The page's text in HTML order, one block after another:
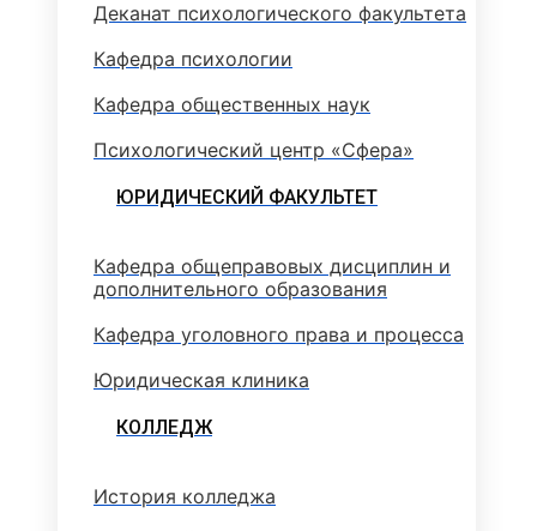
Деканат психологического факультета
Кафедра психологии
Кафедра общественных наук
Психологический центр «Сфера»
ЮРИДИЧЕСКИЙ ФАКУЛЬТЕТ
Кафедра общеправовых дисциплин и
дополнительного образования
Кафедра уголовного права и процесса
Юридическая клиника
КОЛЛЕДЖ
История колледжа